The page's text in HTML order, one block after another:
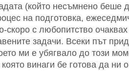
(който несъмнено беше
на подготовка,
скоро с любопитство
задачи. Всеки път
ми е убягвало до този
винаги бе готова да ни